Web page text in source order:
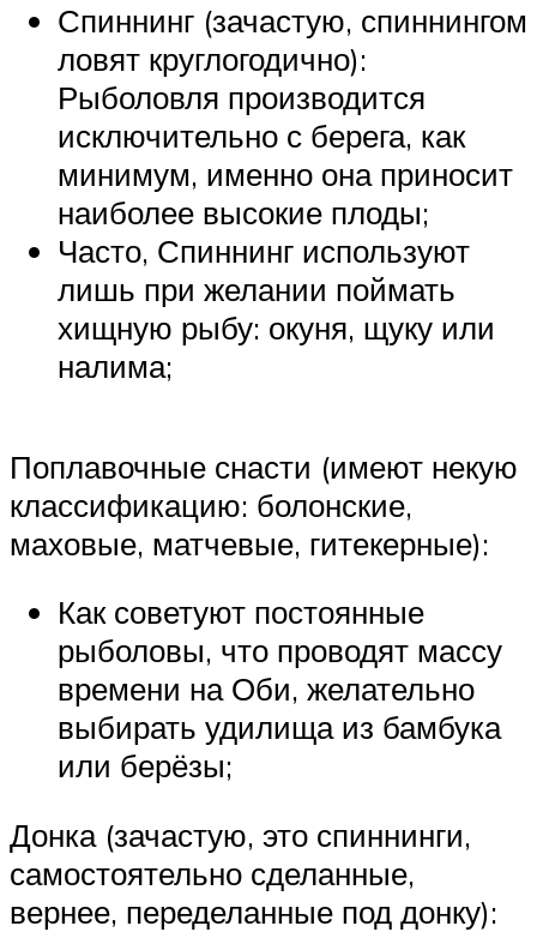
Спиннинг (зачастую, спиннингом
ловят круглогодично):
Рыболовля производится
исключительно с берега, как
минимум, именно она приносит
наиболее высокие плоды;
Часто, Спиннинг используют
лишь при желании поймать
хищную рыбу: окуня, щуку или
налима;
Поплавочные снасти (имеют некую
классификацию: болонские,
маховые, матчевые, гитекерные):
Как советуют постоянные
рыболовы, что проводят массу
времени на Оби, желательно
выбирать удилища из бамбука
или берёзы;
Донка (зачастую, это спиннинги,
самостоятельно сделанные,
вернее, переделанные под донку):